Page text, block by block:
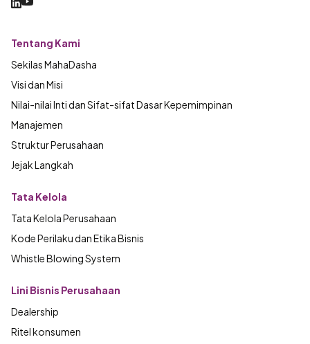
Tentang Kami
Sekilas MahaDasha
Visi dan Misi
Nilai-nilai Inti dan Sifat-sifat Dasar Kepemimpinan
Manajemen
Struktur Perusahaan
Jejak Langkah
Tata Kelola
Tata Kelola Perusahaan
Kode Perilaku dan Etika Bisnis
Whistle Blowing System
Lini Bisnis Perusahaan
Dealership
Ritel konsumen